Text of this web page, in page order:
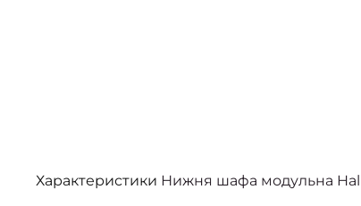
Характеристики Нижня шафа модульна